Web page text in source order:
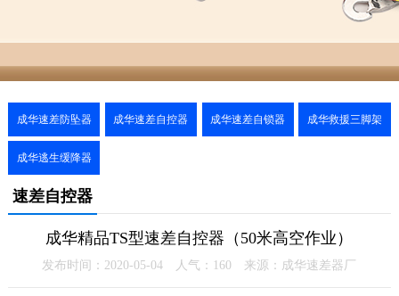
成华速差防坠器 成华速差自控器 成华速差自锁器 成华救援三脚架
成华逃生缓降器
速差自控器
成华精品TS型速差自控器（50米高空作业）
发布时间：2020-05-04 人气： 160 来源：成华速差器厂